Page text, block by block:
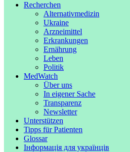
Recherchen
Alternativmedizin
Ukraine
Arzneimittel
Erkrankungen
Ernährung
Leben
Politik
MedWatch
Über uns
In eigener Sache
Transparenz
Newsletter
Unterstützen
Tipps für Patienten
Glossar
Інформація для українців